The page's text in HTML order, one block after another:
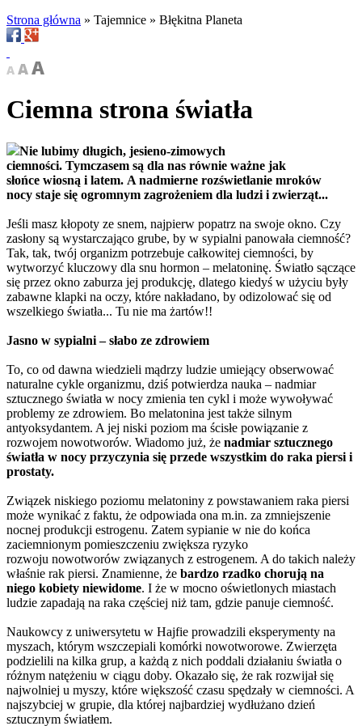
Strona główna » Tajemnice » Błękitna Planeta
Ciemna strona światła
Nie lubimy długich, jesieno-zimowych
ciemności. Tymczasem są dla nas równie ważne jak
słońce wiosną i latem. A nadmierne rozświetlanie mroków
nocy staje się ogromnym zagrożeniem dla ludzi i zwierząt...
Jeśli masz kłopoty ze snem, najpierw popatrz na swoje okno. Czy
zasłony są wystarczająco grube, by w sypialni panowała ciemność?
Tak, tak, twój organizm potrzebuje całkowitej ciemności, by
wytworzyć kluczowy dla snu hormon – melatoninę. Światło sączące
się przez okno zaburza jej produkcję, dlatego kiedyś w użyciu były
zabawne klapki na oczy, które nakładano, by odizolować się od
wszelkiego światła... Tu nie ma żartów!!
Jasno w sypialni – słabo ze zdrowiem
To, co od dawna wiedzieli mądrzy ludzie umiejący obserwować
naturalne cykle organizmu, dziś potwierdza nauka – nadmiar
sztucznego światła w nocy zmienia ten cykl i może wywoływać
problemy ze zdrowiem. Bo melatonina jest także silnym
antyoksydantem. A jej niski poziom ma ścisłe powiązanie z
rozwojem nowotworów. Wiadomo już, że nadmiar sztucznego
światła w nocy przyczynia się przede wszystkim do raka piersi i
prostaty.
Związek niskiego poziomu melatoniny z powstawaniem raka piersi
może wynikać z faktu, że odpowiada ona m.in. za zmniejszenie
nocnej produkcji estrogenu. Zatem sypianie w nie do końca
zaciemnionym pomieszczeniu zwiększa ryzyko
rozwoju nowotworów związanych z estrogenem. A do takich należy
właśnie rak piersi. Znamienne, że bardzo rzadko chorują na
niego kobiety niewidome. I że w mocno oświetlonych miastach
ludzie zapadają na raka częściej niż tam, gdzie panuje ciemność.
Naukowcy z uniwersytetu w Hajfie prowadzili eksperymenty na
myszach, którym wszczepiali komórki nowotworowe. Zwierzęta
podzielili na kilka grup, a każdą z nich poddali działaniu światła o
różnym natężeniu w ciągu doby. Okazało się, że rak rozwijał się
najwolniej u myszy, które większość czasu spędzały w ciemności. A
najszybciej w grupie, dla której najbardziej wydłużano dzień
sztucznym światłem.